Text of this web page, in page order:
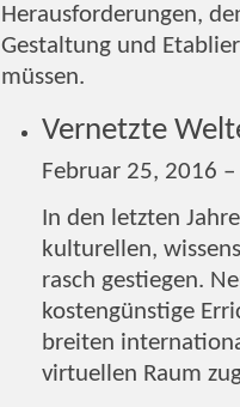
Herausforderungen,
Gestaltung und
müssen.
Vernetzte
Februar 25, 2016
In den letzten
kulturellen,
rasch gestiegen.
kostengünstige
breiten
virtuellen Raum